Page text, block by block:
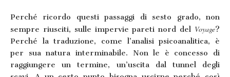
Perché ricordo questi passaggi di sesto grado, non
sempre riusciti, sulle impervie pareti nord del Voyage?
Perché la traduzione, come l’analisi psicoanalitica, è
per sua natura interminabile. Non le è concesso di
raggiungere un termine, un’uscita dal tunnel degli